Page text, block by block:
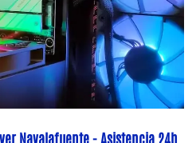
Navalafuente - Asistencia 24h